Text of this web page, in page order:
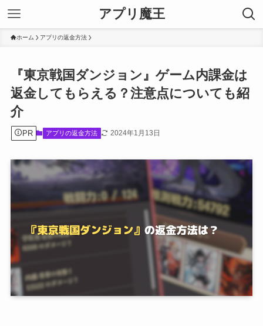
アプリ魔王
ホーム アプリの返金方法
『東京戦国ダンジョン』ゲーム内課金は
返金してもらえる？注意点についても紹
介
PR アプリの返金方法 2024年1月13日